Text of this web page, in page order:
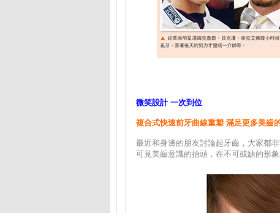
微笑設計 一次到位
複合式快速前牙曲線重塑 滿足更多美齒
最近和身邊的朋友討論起牙齒，大家都非
可見美齒意識的抬頭，在不可或缺的形